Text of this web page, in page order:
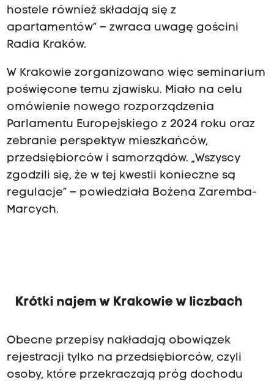
hostele również składają się z
apartamentów” – zwraca uwagę gościni
Radia Kraków.
W Krakowie zorganizowano więc seminarium
poświęcone temu zjawisku. Miało na celu
omówienie nowego rozporządzenia
Parlamentu Europejskiego z 2024 roku oraz
zebranie perspektyw mieszkańców,
przedsiębiorców i samorządów. „Wszyscy
zgodzili się, że w tej kwestii konieczne są
regulacje” – powiedziała Bożena Zaremba-
Marcych.
Krótki najem w Krakowie w liczbach
Obecne przepisy nakładają obowiązek
rejestracji tylko na przedsiębiorców, czyli
osoby, które przekraczają próg dochodu